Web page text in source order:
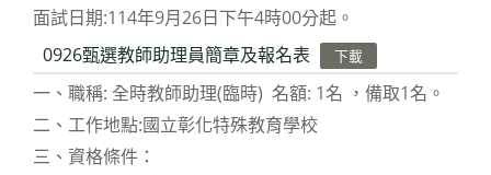
面試日期:114年9月26日下午4時00分起。
0926甄選教師助理員簡章及報名表
下載
一、職稱: 全時教師助理(臨時) 名額: 1名 ，備取1名。
二、工作地點:國立彰化特殊教育學校
三、資格條件：